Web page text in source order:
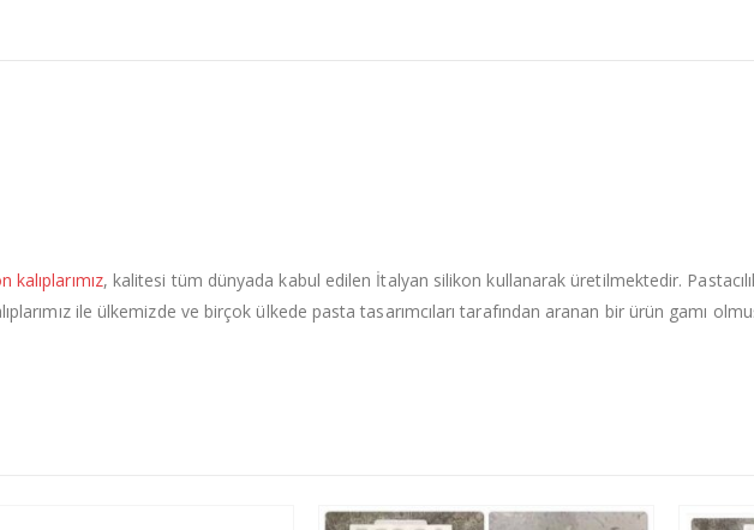
kalıplarımız, kalitesi tüm dünyada kabul edilen İtalyan silikon kullanarak üretilmektedir.
ile ülkemizde ve birçok ülkede pasta tasarımcıları tarafından aranan bir ürün gamı